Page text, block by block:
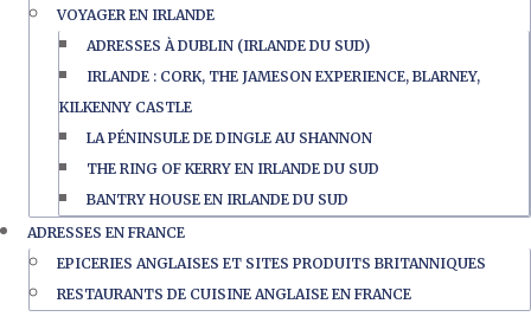
VOYAGER EN IRLANDE
ADRESSES À DUBLIN (IRLANDE DU SUD)
IRLANDE : CORK, THE JAMESON EXPERIENCE, BLARNEY,
KILKENNY CASTLE
LA PÉNINSULE DE DINGLE AU SHANNON
THE RING OF KERRY EN IRLANDE DU SUD
BANTRY HOUSE EN IRLANDE DU SUD
ADRESSES EN FRANCE
EPICERIES ANGLAISES ET SITES PRODUITS BRITANNIQUES
RESTAURANTS DE CUISINE ANGLAISE EN FRANCE